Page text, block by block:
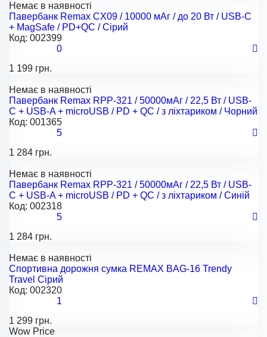
Немає в наявності
Павербанк Remax CX09 / 10000 мАг / до 20 Вт / USB-C
+ MagSafe / PD+QC / Сірий
Код: 002399
0
1 199 грн.
Немає в наявності
Павербанк Remax RPP-321 / 50000мАг / 22,5 Вт / USB-
C + USB-A + microUSB / PD + QC / з ліхтариком / Чорний
Код: 001365
5
1 284 грн.
Немає в наявності
Павербанк Remax RPP-321 / 50000мАг / 22,5 Вт / USB-
C + USB-A + microUSB / PD + QC / з ліхтариком / Синій
Код: 002318
5
1 284 грн.
Немає в наявності
Спортивна дорожня сумка REMAX BAG-16 Trendy
Travel Cірий
Код: 002320
1
1 299 грн.
Wow Price